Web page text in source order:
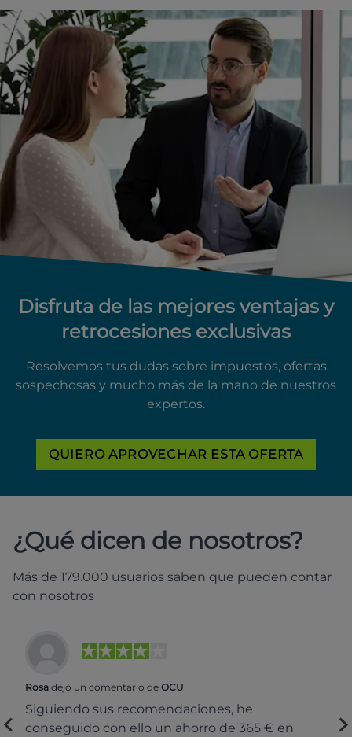
Disfruta de las mejores ventajas y
retrocesiones exclusivas
Resolvemos tus dudas sobre impuestos, ofertas
sospechosas y mucho más de la mano de nuestros
expertos.
QUIERO APROVECHAR ESTA OFERTA
¿Qué dicen de nosotros?
Más de 179.000 usuarios saben que pueden contar
con nosotros
Rosa dejó un comentario de OCU
Siguiendo sus recomendaciones, he
conseguido con ello un ahorro de 365 € en